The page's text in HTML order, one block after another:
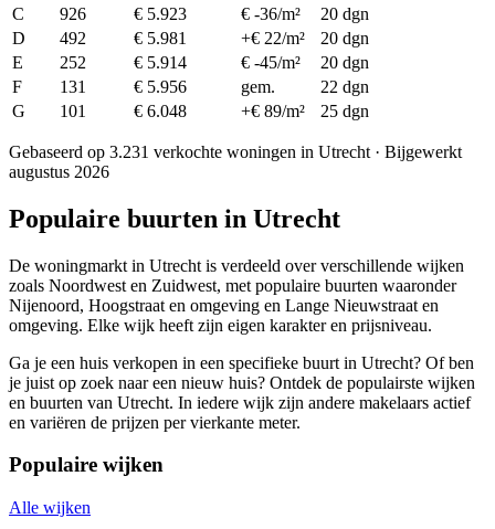
C
926 € 5.923 € -36/m²
20 dgn
D
492 € 5.981 +€ 22/m²
20 dgn
E
252 € 5.914 € -45/m²
20 dgn
F
131 € 5.956 gem.
22 dgn
G
101 € 6.048 +€ 89/m² 25 dgn
Gebaseerd op 3.231 verkochte woningen in Utrecht · Bijgewerkt
augustus 2026
Populaire buurten in Utrecht
De woningmarkt in Utrecht is verdeeld over verschillende wijken
zoals Noordwest en Zuidwest, met populaire buurten waaronder
Nijenoord, Hoogstraat en omgeving en Lange Nieuwstraat en
omgeving. Elke wijk heeft zijn eigen karakter en prijsniveau.
Ga je een huis verkopen in een specifieke buurt in Utrecht? Of ben
je juist op zoek naar een nieuw huis? Ontdek de populairste wijken
en buurten van Utrecht. In iedere wijk zijn andere makelaars actief
en variëren de prijzen per vierkante meter.
Populaire wijken
Alle wijken